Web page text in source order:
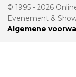
© 1995 - 2026
Evenement &
Algemene